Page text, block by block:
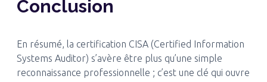
Conclusion
En résumé, la certification CISA (Certified Information
Systems Auditor) s’avère être plus qu’une simple
reconnaissance professionnelle ; c’est une clé qui ouvre